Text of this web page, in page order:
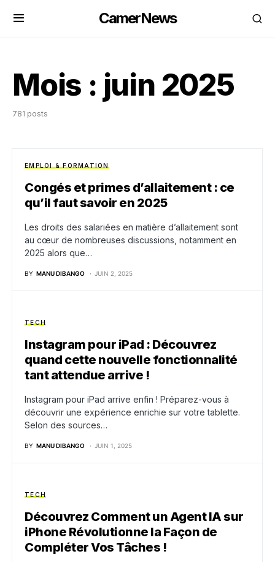
CamerNews
Mois : juin 2025
781 posts
EMPLOI & FORMATION
Congés et primes d’allaitement : ce
qu’il faut savoir en 2025
Les droits des salariées en matière d’allaitement sont
au cœur de nombreuses discussions, notamment en
2025 alors que…
BY MANU DIBANGO JUIN 2, 2025
TECH
Instagram pour iPad : Découvrez
quand cette nouvelle fonctionnalité
tant attendue arrive !
Instagram pour iPad arrive enfin ! Préparez-vous à
découvrir une expérience enrichie sur votre tablette.
Selon des sources…
BY MANU DIBANGO JUIN 1, 2025
TECH
Découvrez Comment un Agent IA sur
iPhone Révolutionne la Façon de
Compléter Vos Tâches !